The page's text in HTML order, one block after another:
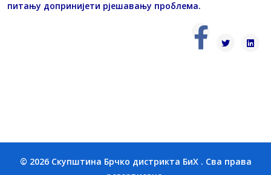
питању допринијети рјешавању проблема.
© 2026 Скупштина Брчко дистрикта БиХ . Сва права